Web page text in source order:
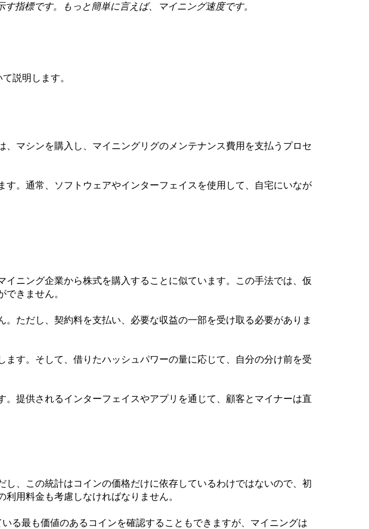
指標です。もっと簡単に言えば、マイニング速度です。
説明します。
マシンを購入し、マイニングリグのメンテナンス費用を支払うプロセ
。通常、ソフトウェアやインターフェイスを使用して、自宅にいなが
ニング企業から株式を購入することに似ています。この手法では、仮
きません。
ただし、契約料を支払い、必要な収益の一部を受け取る必要がありま
す。そして、借りたハッシュパワーの量に応じて、自分の分け前を受
提供されるインターフェイスやアプリを通じて、顧客とマイナーは直
、この統計はコインの価格だけに依存しているわけではないので、初
用料金も考慮しなければなりません。
る最も価値のあるコインを確認することもできますが、マイニングは